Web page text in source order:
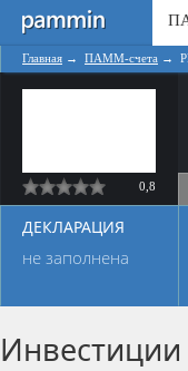
Главная → ПАММ-счета →
0,8
ДЕКЛАРАЦИЯ
не заполнена